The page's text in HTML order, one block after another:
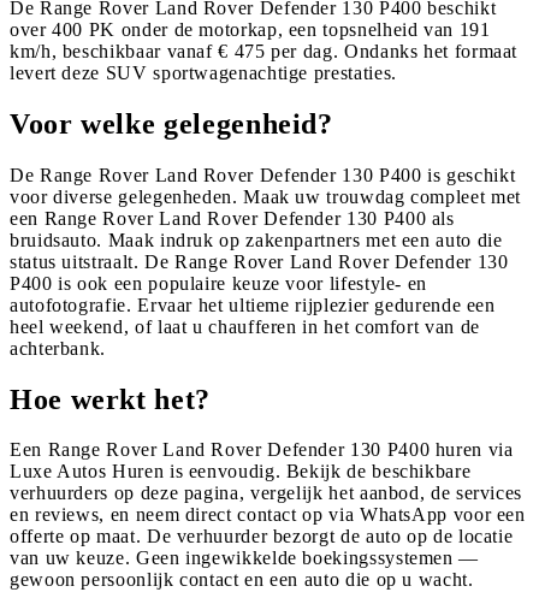
De Range Rover Land Rover Defender 130 P400 beschikt
over 400 PK onder de motorkap, een topsnelheid van 191
km/h, beschikbaar vanaf € 475 per dag. Ondanks het formaat
levert deze SUV sportwagenachtige prestaties.
Voor welke gelegenheid?
De Range Rover Land Rover Defender 130 P400 is geschikt
voor diverse gelegenheden. Maak uw trouwdag compleet met
een Range Rover Land Rover Defender 130 P400 als
bruidsauto. Maak indruk op zakenpartners met een auto die
status uitstraalt. De Range Rover Land Rover Defender 130
P400 is ook een populaire keuze voor lifestyle- en
autofotografie. Ervaar het ultieme rijplezier gedurende een
heel weekend, of laat u chaufferen in het comfort van de
achterbank.
Hoe werkt het?
Een Range Rover Land Rover Defender 130 P400 huren via
Luxe Autos Huren is eenvoudig. Bekijk de beschikbare
verhuurders op deze pagina, vergelijk het aanbod, de services
en reviews, en neem direct contact op via WhatsApp voor een
offerte op maat. De verhuurder bezorgt de auto op de locatie
van uw keuze. Geen ingewikkelde boekingssystemen —
gewoon persoonlijk contact en een auto die op u wacht.